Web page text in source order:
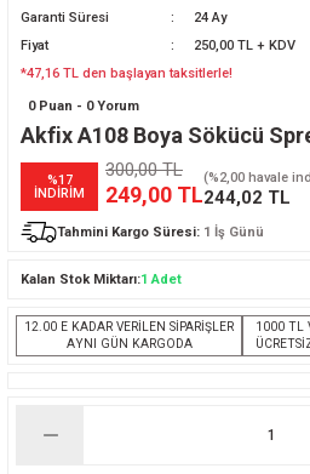
Garanti Süresi
24 Ay
Fiyat
250,00 TL + KDV
*47,16 TL den başlayan taksitlerle!
0 Puan - 0 Yorum
Akfix A108 Boya Sökücü
%17
İNDİRİM
300,00 TL
249,00 TL
(%2,00 havale
244,02 TL
Tahmini Kargo Süresi: 1 İş Günü
Kalan Stok Miktarı:1 Adet
12.00 E KADAR VERİLEN SİPARİŞLER
AYNI GÜN KARGODA
1000 TL